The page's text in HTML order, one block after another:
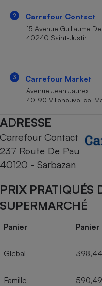
2 Carrefour Contact
15 Avenue Guillaume
40240 Saint-Justin
3 Carrefour Market
Avenue Jean Jaures
40190 Villeneuve-de-
ADRESSE
Carrefour Contact
237 Route De Pau
40120 - Sarbazan
PRIX PRATIQUÉS
SUPERMARCHÉ
Panier Panier
Global
Famille